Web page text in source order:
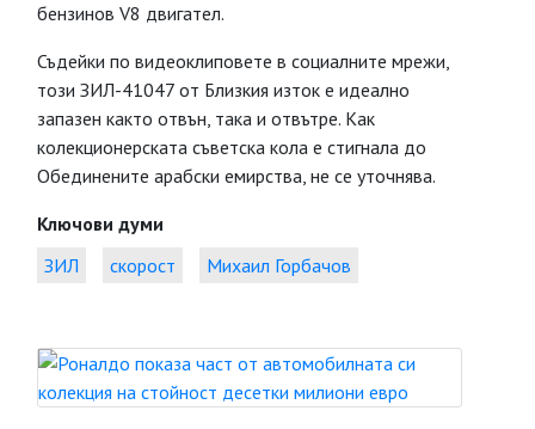
бензинов V8 двигател.
Съдейки по видеоклиповете в социалните мрежи,
този ЗИЛ-41047 от Близкия изток е идеално
запазен както отвън, така и отвътре. Как
колекционерската съветска кола е стигнала до
Обединените арабски емирства, не се уточнява.
Ключови думи
ЗИЛ
скорост Михаил Горбачов